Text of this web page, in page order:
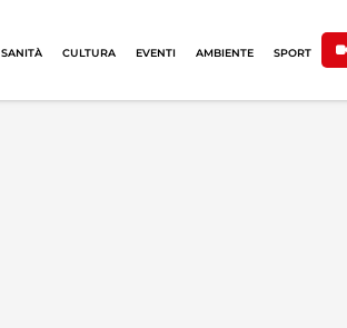
SANITÀ CULTURA EVENTI AMBIENTE SPORT